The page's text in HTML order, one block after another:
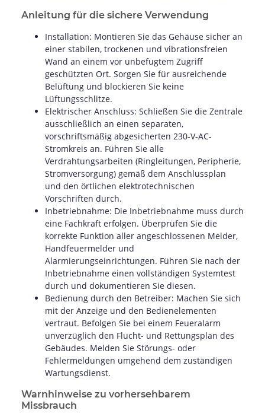
Anleitung für die sichere Verwendung
Installation: Montieren Sie das Gehäuse sicher an
einer stabilen, trockenen und vibrationsfreien
Wand an einem vor unbefugtem Zugriff
geschützten Ort. Sorgen Sie für ausreichende
Belüftung und blockieren Sie keine
Lüftungsschlitze.
Elektrischer Anschluss: Schließen Sie die Zentrale
ausschließlich an einen separaten,
vorschriftsmäßig abgesicherten 230-V-AC-
Stromkreis an. Führen Sie alle
Verdrahtungsarbeiten (Ringleitungen, Peripherie,
Stromversorgung) gemäß dem Anschlussplan
und den örtlichen elektrotechnischen
Vorschriften durch.
Inbetriebnahme: Die Inbetriebnahme muss durch
eine Fachkraft erfolgen. Überprüfen Sie die
korrekte Funktion aller angeschlossenen Melder,
Handfeuermelder und
Alarmierungseinrichtungen. Führen Sie nach der
Inbetriebnahme einen vollständigen Systemtest
durch und dokumentieren Sie diesen.
Bedienung durch den Betreiber: Machen Sie sich
mit der Anzeige und den Bedienelementen
vertraut. Befolgen Sie bei einem Feueralarm
unverzüglich den Flucht- und Rettungsplan des
Gebäudes. Melden Sie Störungs- oder
Fehlermeldungen umgehend dem zuständigen
Wartungsdienst.
Warnhinweise zu vorhersehbarem
Missbrauch